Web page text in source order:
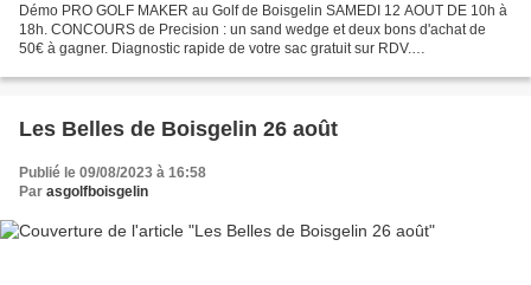
Démo PRO GOLF MAKER au Golf de Boisgelin SAMEDI 12 AOUT DE 10h à
18h. CONCOURS de Precision : un sand wedge et deux bons d'achat de
50€ à gagner. Diagnostic rapide de votre sac gratuit sur RDV.
Les Belles de Boisgelin 26 août
Publié le 09/08/2023 à 16:58
Par asgolfboisgelin